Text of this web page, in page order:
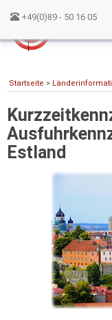
+49(0)89 - 50 16 05
Startseite >
Estland